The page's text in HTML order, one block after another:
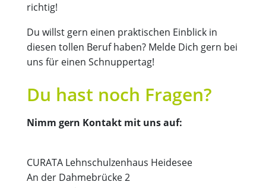
richtig!
Du willst gern einen praktischen Einblick in
diesen tollen Beruf haben? Melde Dich gern bei
uns für einen Schnuppertag!
Du hast noch Fragen?
Nimm gern Kontakt mit uns auf:
CURATA Lehnschulzenhaus Heidesee
An der Dahmebrücke 2